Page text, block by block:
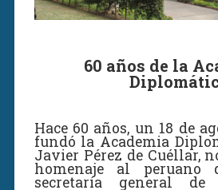
60 años de la
Hace 60 años, un 18 de
fundó la Academia
Javier Pérez de Cuéllar,
homenaje al peruano
secretaría general de